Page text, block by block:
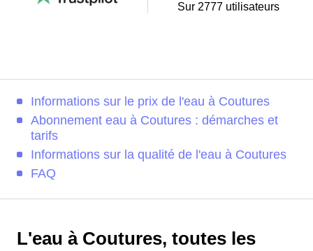
Sur 2777 utilisateurs
Informations sur le prix de l'eau à Coutures
Abonnement eau à Coutures : démarches et
tarifs
Informations sur la qualité de l'eau à Coutures
FAQ
L'eau à Coutures, toutes les